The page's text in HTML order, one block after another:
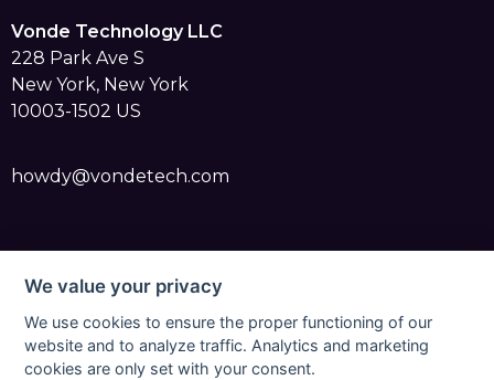
Vonde Technology LLC
228 Park Ave S
New York, New York
10003-1502 US
howdy@vondetech.com
Vondetech 2023 | All Rights Reserved | Privacy Policy
for Vonde Pro App |Terms of service
We value your privacy
We use cookies to ensure the proper functioning of our
website and to analyze traffic. Analytics and marketing
cookies are only set with your consent.